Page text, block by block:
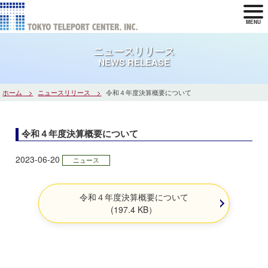
MENU
ニュースリリース
NEWS RELEASE
ホーム ニュースリリース 令和４年度決算概要について
令和４年度決算概要について
2023-06-20 ニュース
令和４年度決算概要について
(197.4 KB）